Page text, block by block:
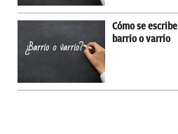
Cómo se escribe
barrio o varrio